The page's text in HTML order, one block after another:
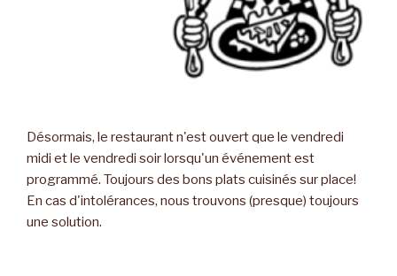
Désormais, le restaurant n'est ouvert que le vendredi
midi et le vendredi soir lorsqu'un événement est
programmé. Toujours des bons plats cuisinés sur place!
En cas d'intolérances, nous trouvons (presque) toujours
une solution.